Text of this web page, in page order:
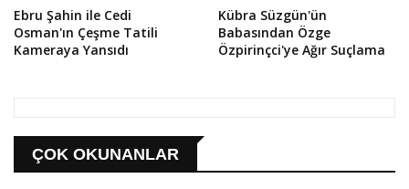
Ebru Şahin ile Cedi
Osman'ın Çeşme Tatili
Kameraya Yansıdı
Kübra Süzgün'ün
Babasından Özge
Özpirinçci'ye Ağır Suçlama
ÇOK OKUNANLAR